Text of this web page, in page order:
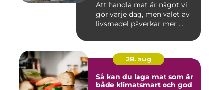
Att handla mat är något vi
gör varje dag, men valet av
livsmedel påverkar mer ...
28. aug
Så kan du laga mat som är
både klimatsmart och god